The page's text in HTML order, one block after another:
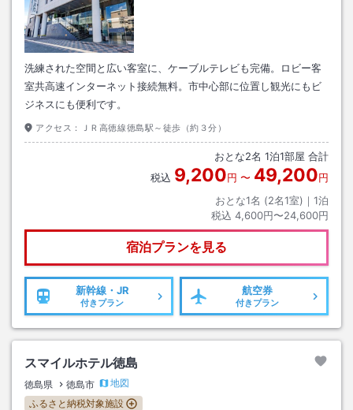
洗練された空間と広い客室に、ケーブルテレビも完備。ロビー客
室共高速インターネット接続無料。市中心部に位置し観光にもビ
ジネスにも便利です。
アクセス： ＪＲ高徳線徳島駅～徒歩（約３分）
おとな2名 1泊1部屋 合計
税込 9,200円 〜 49,200円
おとな1名 (2名1室)｜ 1泊
税込 4,600円〜24,600円
宿泊プランを見る
新幹線・JR
付きプラン
航空券
付きプラン
スマイルホテル徳島
徳島県 徳島市
地図
ふるさと納税対象施設